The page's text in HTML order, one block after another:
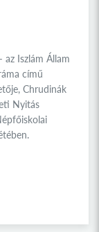
Iszlám Állam
című
Chrudinák
Nyitás